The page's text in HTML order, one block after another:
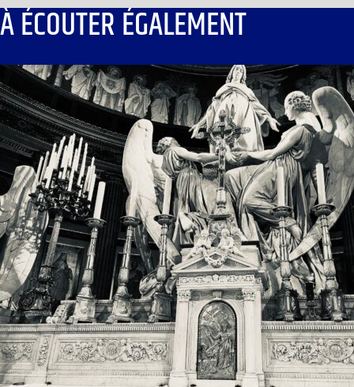
À ÉCOUTER ÉGALEMENT